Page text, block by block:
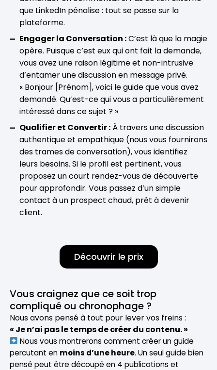
que LinkedIn pénalise : tout se passe sur la
plateforme.
Engager la Conversation :C’est là que la magie
opère. Puisque c’est eux qui ont fait la demande,
vous avez une raison légitime et non-intrusive
d’entamer une discussion en message privé.
« Bonjour [Prénom], voici le guide que vous avez
demandé. Qu’est-ce qui vous a particulièrement
intéressé dans ce sujet ? »
Qualifier et Convertir : À travers une discussion
authentique et empathique (nous vous fournirons
des trames de conversation), vous identifiez
leurs besoins. Si le profil est pertinent, vous
proposez un court rendez-vous de découverte
pour approfondir. Vous passez d’un simple
contact à un prospect chaud, prêt à devenir
client.
Découvrir le prix
Vous craignez que ce soit trop
compliqué ou chronophage ?
Nous avons pensé à tout pour lever vos freins :
« Je n’ai pas le temps de créer du contenu. »
Nous vous montrerons comment créer un guide
percutant en moins d’une heure. Un seul guide bien
pensé peut être découpé en 4 publications et